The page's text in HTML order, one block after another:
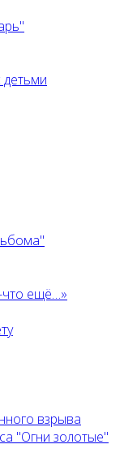
ещё…»
взрыва
"Огни золотые"